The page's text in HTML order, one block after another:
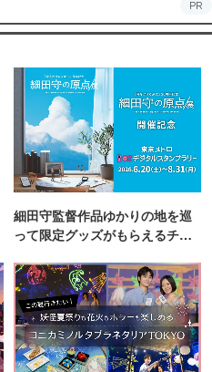
PR
細田守監督作品ゆかりの地を巡
って限定グッズがもらえるチャ